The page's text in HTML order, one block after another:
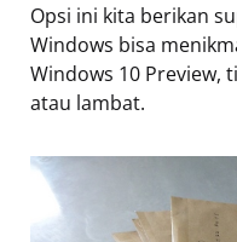
Opsi ini kita berikan
Windows bisa
Windows 10 Preview,
atau lambat.